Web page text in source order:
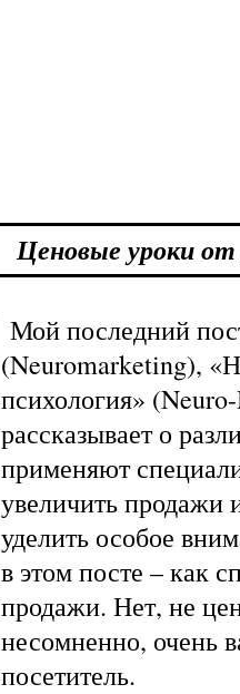
Ценовые уроки
Мой последний
(Neuromarketing),
психология»
рассказывает о
применяют
увеличить продажи
уделить особое
в этом посте – как
продажи. Нет, не
несомненно, очень
посетитель.